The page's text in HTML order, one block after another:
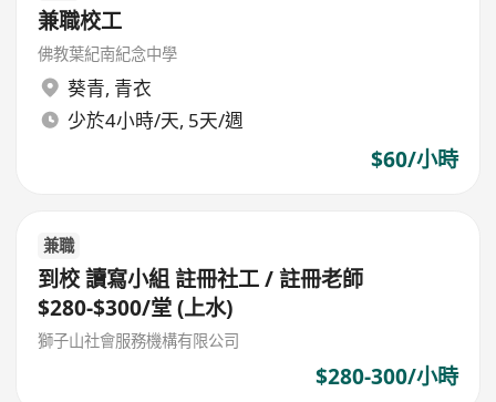
兼職校工
佛教葉紀南紀念中學
葵青, 青衣
少於4小時/天, 5天/週
$60/小時
兼職
到校 讀寫小組 註冊社工 / 註冊老師
$280-$300/堂 (上水)
獅子山社會服務機構有限公司
$280-300/小時